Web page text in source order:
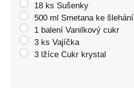
18 ks Sušenky
500 ml Smetana ke šlehání
1 balení Vanilkový cukr
3 ks Vajíčka
3 lžíce Cukr krystal